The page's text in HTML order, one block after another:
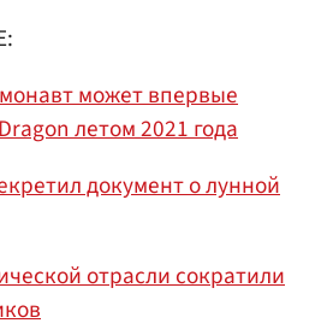
может впервые
летом 2021 года
документ о лунной
отрасли сократили